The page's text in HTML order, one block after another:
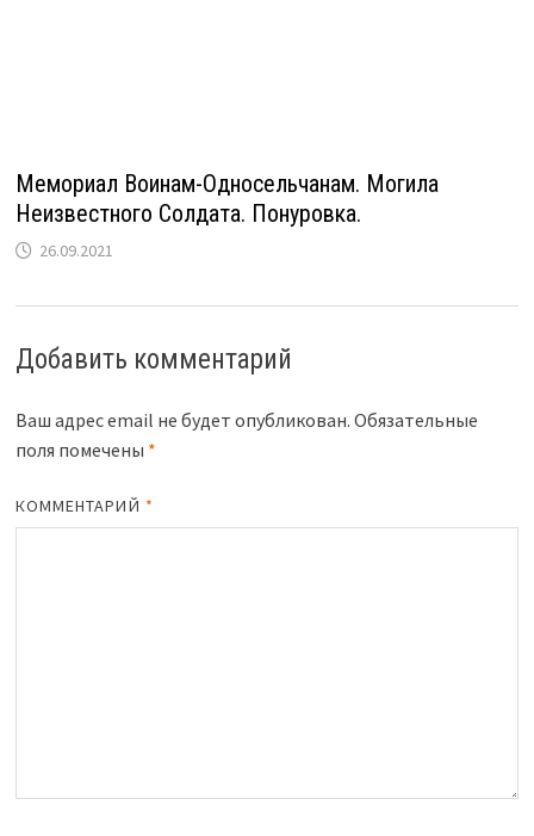
Мемориал Воинам-Односельчанам. Могила
Неизвестного Солдата. Понуровка.
26.09.2021
Добавить комментарий
Ваш адрес email не будет опубликован. Обязательные
поля помечены *
КОММЕНТАРИЙ *